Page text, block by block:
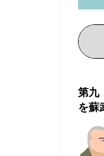
第九
を蘇